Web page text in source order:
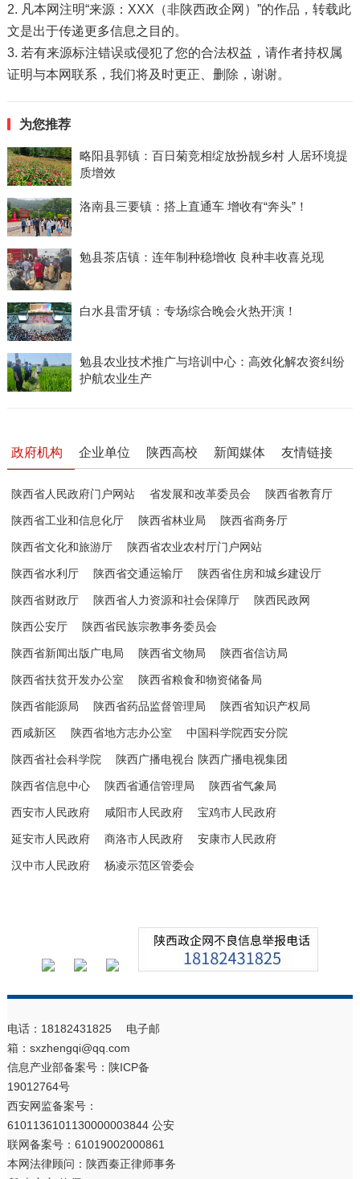
2. 凡本网注明“来源：XXX（非陕西政企网）”的作品，转载此
文是出于传递更多信息之目的。
3. 若有来源标注错误或侵犯了您的合法权益，请作者持权属
证明与本网联系，我们将及时更正、删除，谢谢。
为您推荐
略阳县郭镇：百日菊竞相绽放扮靓乡村 人居环境提
质增效
洛南县三要镇：搭上直通车 增收有“奔头”！
勉县茶店镇：连年制种稳增收 良种丰收喜兑现
白水县雷牙镇：专场综合晚会火热开演！
勉县农业技术推广与培训中心：高效化解农资纠纷
护航农业生产
政府机构 企业单位 陕西高校 新闻媒体 友情链接
陕西省人民政府门户网站 省发展和改革委员会 陕西省教育厅
陕西省工业和信息化厅 陕西省林业局 陕西省商务厅
陕西省文化和旅游厅 陕西省农业农村厅门户网站
陕西省水利厅 陕西省交通运输厅 陕西省住房和城乡建设厅
陕西省财政厅 陕西省人力资源和社会保障厅 陕西民政网
陕西公安厅 陕西省民族宗教事务委员会
陕西省新闻出版广电局 陕西省文物局 陕西省信访局
陕西省扶贫开发办公室 陕西省粮食和物资储备局
陕西省能源局 陕西省药品监督管理局 陕西省知识产权局
西咸新区 陕西省地方志办公室 中国科学院西安分院
陕西省社会科学院 陕西广播电视台 陕西广播电视集团
陕西省信息中心 陕西省通信管理局 陕西省气象局
西安市人民政府 咸阳市人民政府 宝鸡市人民政府
延安市人民政府 商洛市人民政府 安康市人民政府
汉中市人民政府 杨凌示范区管委会
电话：18182431825 电子邮
箱：sxzhengqi@qq.com
信息产业部备案号： 陕ICP备
19012764号
西安网监备案号：
6101136101130000003844 公安
联网备案号：61019002000861
本网法律顾问：陕西秦正律师事务